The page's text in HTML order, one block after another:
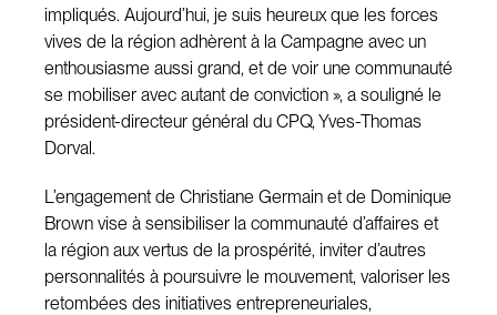
impliqués. Aujourd’hui, je suis heureux que les forces
vives de la région adhèrent à la Campagne avec un
enthousiasme aussi grand, et de voir une communauté
se mobiliser avec autant de conviction », a souligné le
président-directeur général du CPQ, Yves-Thomas
Dorval.
L’engagement de Christiane Germain et de Dominique
Brown vise à sensibiliser la communauté d’affaires et
la région aux vertus de la prospérité, inviter d’autres
personnalités à poursuivre le mouvement, valoriser les
retombées des initiatives entrepreneuriales,